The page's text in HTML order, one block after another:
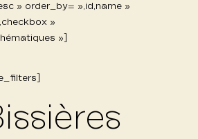
» order_by= »,id,name »
»
»]